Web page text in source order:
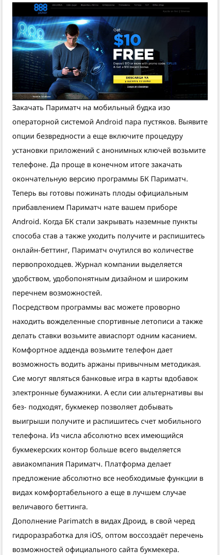
Закачать Париматч на мобильный будка изо
операторной системой Android пара пустяков. Выявите
опции безвредности а еще включите процедуру
установки приложений с анонимных ключей возьмите
телефоне. Да проще в конечном итоге закачать
окончательную версию программы БК Париматч.
Теперь вы готовы пожинать плоды официальным
прибавлением Париматч нате вашем приборе
Android. Когда БК стали закрывать наземные пункты
способа став а также уходить получите и распишитесь
онлайн-беттинг, Париматч очутился во количестве
первопроходцев. Журнал компании выделяется
удобством, удобопонятным дизайном и широким
перечнем возможностей.
Посредством программы вас можете проворно
находить вожделенные спортивные летописи а также
делать ставки возьмите авиаспорт одним касанием.
Комфортное адденда возьмите телефон дает
возможность водить аржаны привычным методикая.
Сие могут являться банковые игра в карты вдобавок
электронные бумажники. А если сии альтернативы вы
без- подходят, букмекер позволяет добывать
выигрыши получите и распишитесь счет мобильного
телефона. Из числа абсолютно всех имеющийся
букмекерских контор больше всего выделяется
авиакомпания Париматч. Платформа делает
предложение абсолютно все необходимые функции в
видах комфортабельного а еще в лучшем случае
величавого беттинга.
Дополнение Parimatch в видах Дроид, в свой черед
гидроразработка для iOS, оптом воссоздаёт перечень
возможностей официального сайта букмекера.